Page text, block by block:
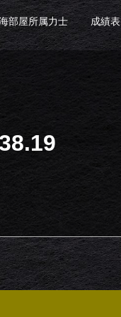
部屋所属力士 成績表